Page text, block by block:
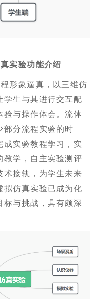
实验功能介绍
形象逼真，以三维仿
学生与其进行交互配
验与操作体会。流体
部分流程实验的时
成实验教程学习，实
教学，自主实验测评
术接轨，为学生未来
拟仿真实验已成为化
标与挑战，具有颇深